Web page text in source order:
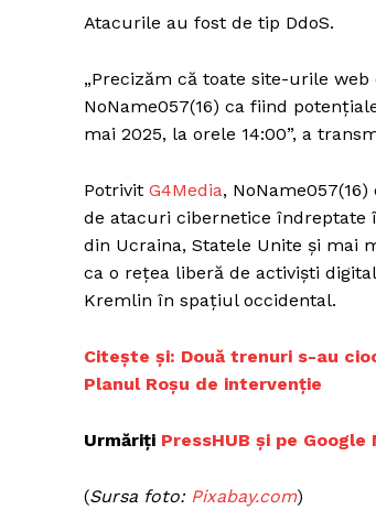
Atacurile au fost de tip DdoS.
„Precizăm că toate site-urile
NoName057(16) ca fiind
mai 2025, la orele 14:00”, a
Potrivit G4Media,
de atacuri cibernetice îndreptate
din Ucraina, Statele Unite și mai
ca o rețea liberă de activiști
Kremlin în spațiul occidental.
Citește și: Două trenuri s-au
Planul Roşu de intervenţie
Urmăriți PressHUB și pe Google
(Sursa foto: Pixabay.com)